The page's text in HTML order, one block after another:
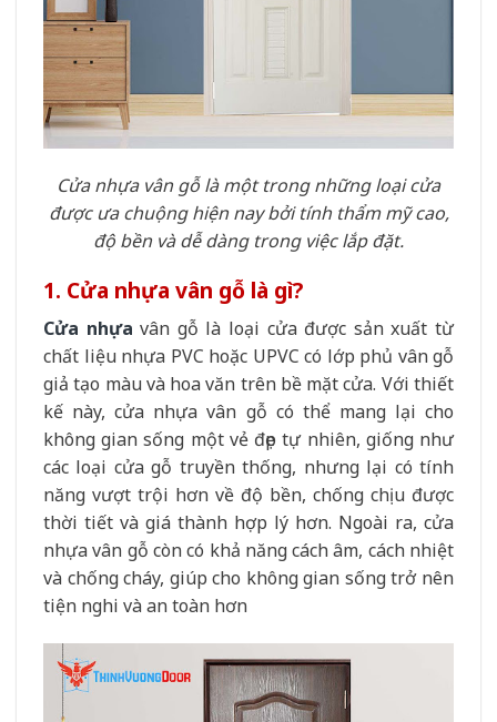
Cửa nhựa vân gỗ là một trong những loại cửa
được ưa chuộng hiện nay bởi tính thẩm mỹ cao,
độ bền và dễ dàng trong việc lắp đặt.
1. Cửa nhựa vân gỗ là gì?
Cửa nhựa vân gỗ là loại cửa được sản xuất từ
chất liệu nhựa PVC hoặc UPVC có lớp phủ vân gỗ
giả tạo màu và hoa văn trên bề mặt cửa. Với thiết
kế này, cửa nhựa vân gỗ có thể mang lại cho
không gian sống một vẻ đẹp tự nhiên, giống như
các loại cửa gỗ truyền thống, nhưng lại có tính
năng vượt trội hơn về độ bền, chống chịu được
thời tiết và giá thành hợp lý hơn. Ngoài ra, cửa
nhựa vân gỗ còn có khả năng cách âm, cách nhiệt
và chống cháy, giúp cho không gian sống trở nên
tiện nghi và an toàn hơn